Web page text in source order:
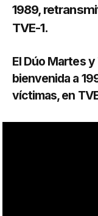
1989,
TVE-1.
El Dúo Martes
bienvenida a
víctimas, en